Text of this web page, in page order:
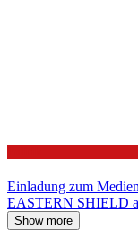
Einladung zum
EASTERN SHIELD
Show more